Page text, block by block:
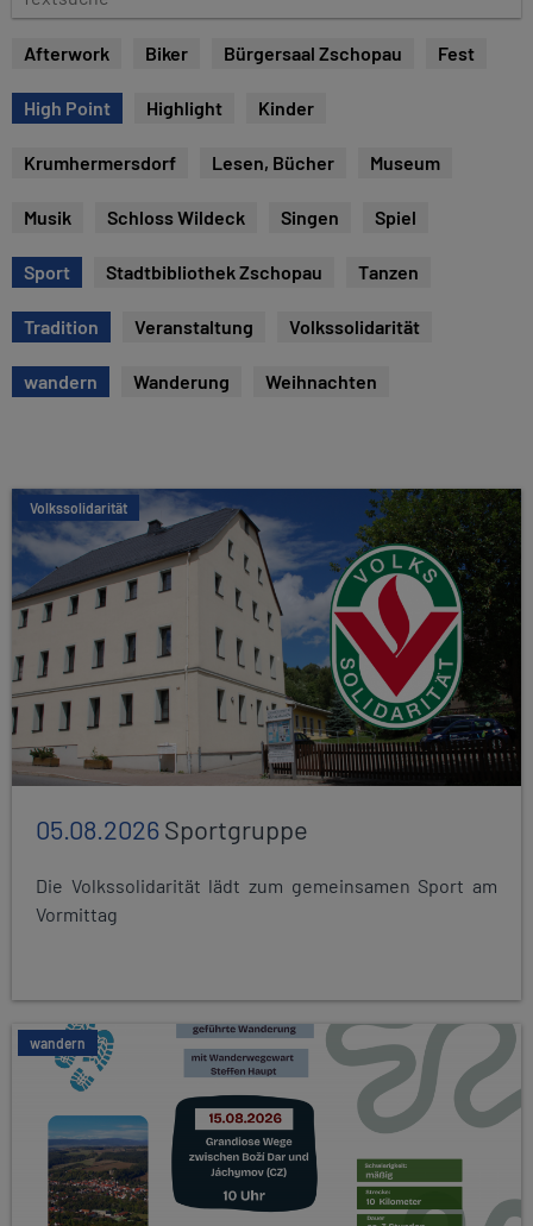
e
s
u
Afterwork Biker Bürgersaal Zschopau Fest
High Point Highlight Kinder
Krumhermersdorf Lesen, Bücher Museum
Musik Schloss Wildeck Singen Spiel
Sport Stadtbibliothek Zschopau Tanzen
Tradition Veranstaltung Volkssolidarität
wandern Wanderung Weihnachten
Volkssolidarität
05.08.2026Sportgruppe
Die Volkssolidarität lädt zum gemeinsamen Sport am
Vormittag
wandern